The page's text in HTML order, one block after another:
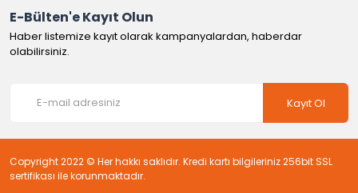
E-Bülten'e Kayıt Olun
Haber listemize kayıt olarak kampanyalardan, haberdar
olabilirsiniz.
Kayıt Ol
Copyright 2022 © Her hakkı saklıdır. Kredi kartı bilgileriniz 256bit SSL
sertifikası ile korunmaktadır.